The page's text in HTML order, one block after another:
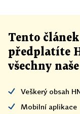
Tento článek
předplatíte
všechny
Veškerý obsah
Mobilní aplikace